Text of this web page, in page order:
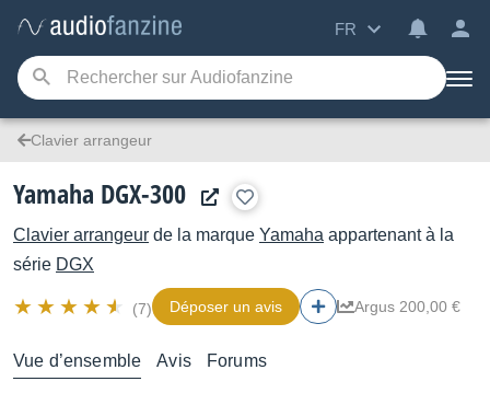
FR
Clavier arrangeur
Yamaha DGX-300
Clavier arrangeur de la marque Yamaha appartenant à la
série DGX
(7) Déposer un avis Argus 200,00 €
Vue d’ensemble Avis Forums